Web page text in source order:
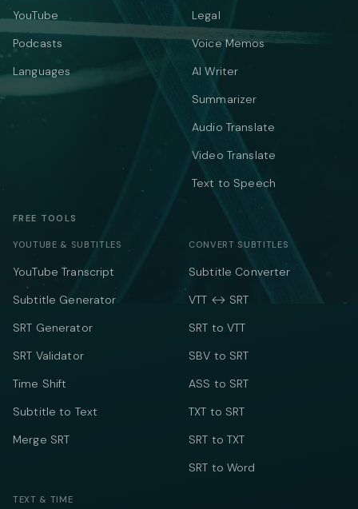
YouTube
Podcasts
Languages
Legal
Voice Memos
AI Writer
Summarizer
Audio Translate
Video Translate
Text to Speech
FREE TOOLS
YOUTUBE & SUBTITLES
YouTube Transcript
Subtitle Generator
SRT Generator
SRT Validator
Time Shift
Subtitle to Text
Merge SRT
CONVERT SUBTITLES
Subtitle Converter
VTT ↔ SRT
SRT to VTT
SBV to SRT
ASS to SRT
TXT to SRT
SRT to TXT
SRT to Word
TEXT & TIME